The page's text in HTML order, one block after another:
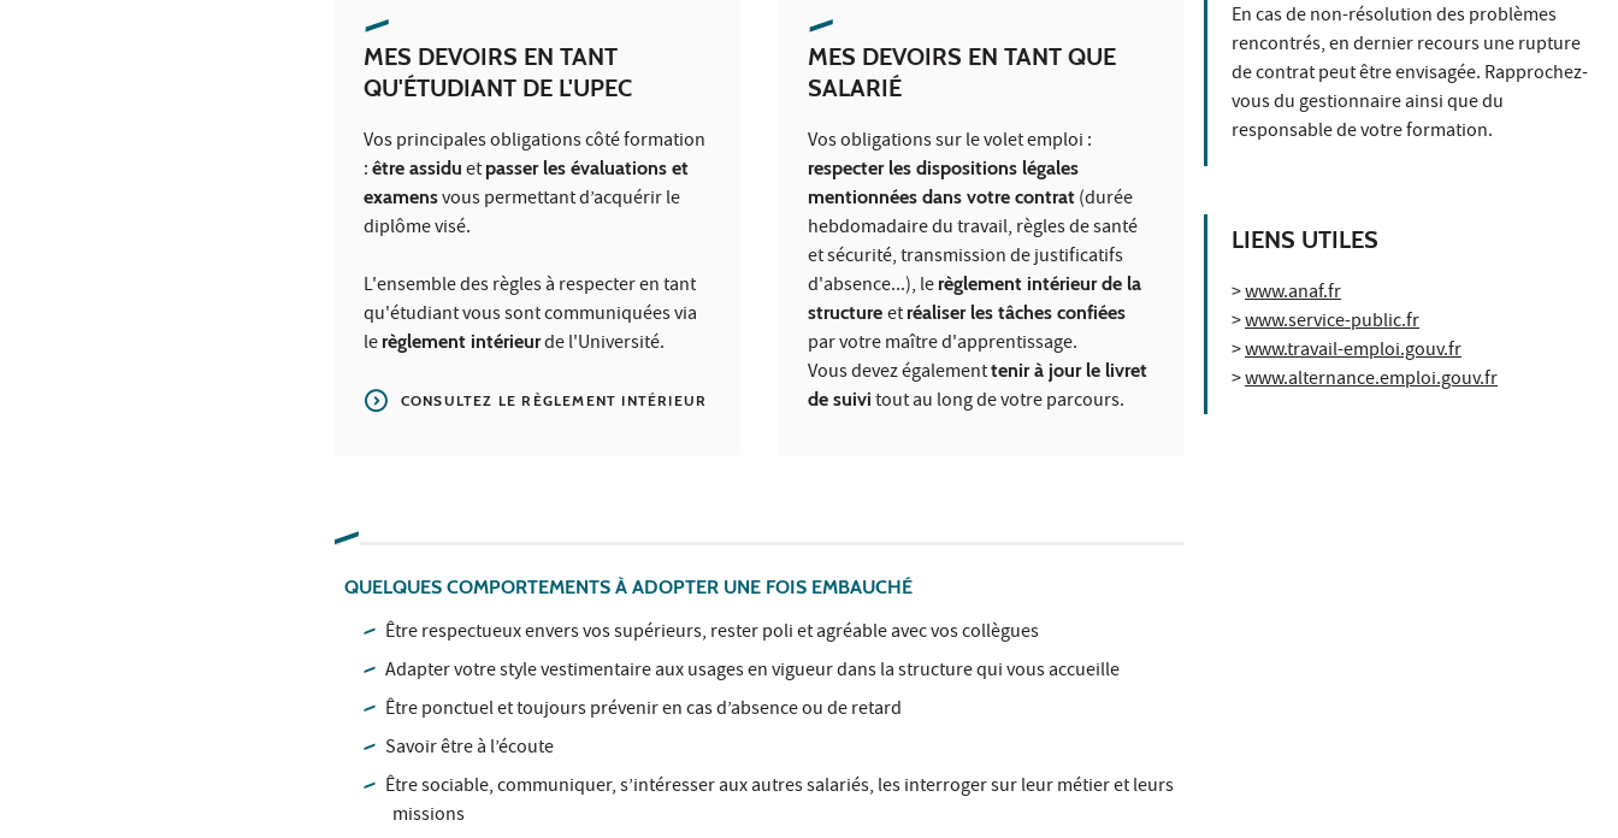
MES DEVOIRS EN TANT
QU'ÉTUDIANT DE L'UPEC
Vos principales obligations côté formation
: être assidu et passer les évaluations et
examensvous permettant d’acquérir le
diplôme visé.
L'ensemble des règles à respecter en tant
qu'étudiant vous sont communiquées via
le règlement intérieurde l'Université.
CONSULTEZ LE RÈGLEMENT INTÉRIEUR
MES DEVOIRS EN TANT QUE
SALARIÉ
Vos obligations sur le volet emploi :
respecter les dispositions légales
mentionnées dans votre contrat (durée
hebdomadaire du travail, règles de santé
et sécurité, transmission de justificatifs
d'absence...), le règlement intérieur de la
structure et réaliser les tâches confiées
par votre maître d'apprentissage.
Vous devez égalementtenir à jour le livret
de suivi tout au long de votre parcours.
QUELQUES COMPORTEMENTS À ADOPTER UNE FOIS EMBAUCHÉ
Être respectueux envers vos supérieurs, rester poli et agréable avec vos collègues
Adapter votre style vestimentaire aux usages en vigueur dans la structure qui vous accueille
Être ponctuel et toujours prévenir en cas d’absence ou de retard
Savoir être à l’écoute
Être sociable, communiquer, s’intéresser aux autres salariés, les interroger sur leur métier et leurs
missions
En cas de non-résolution des problèmes
rencontrés, en dernier recours une rupture
de contrat peut être envisagée. Rapprochez-
vous du gestionnaire ainsi que du
responsable de votre formation.
LIENS UTILES
>www.anaf.fr
>www.service-public.fr
>www.travail-emploi.gouv.fr
>www.alternance.emploi.gouv.fr